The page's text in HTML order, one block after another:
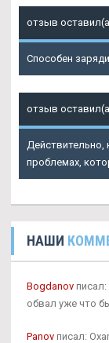
отзыв
Способен
отзыв
Действительно,
проблемах,
НАШИ
Bogdanov
обвал уже что
Panov писал: